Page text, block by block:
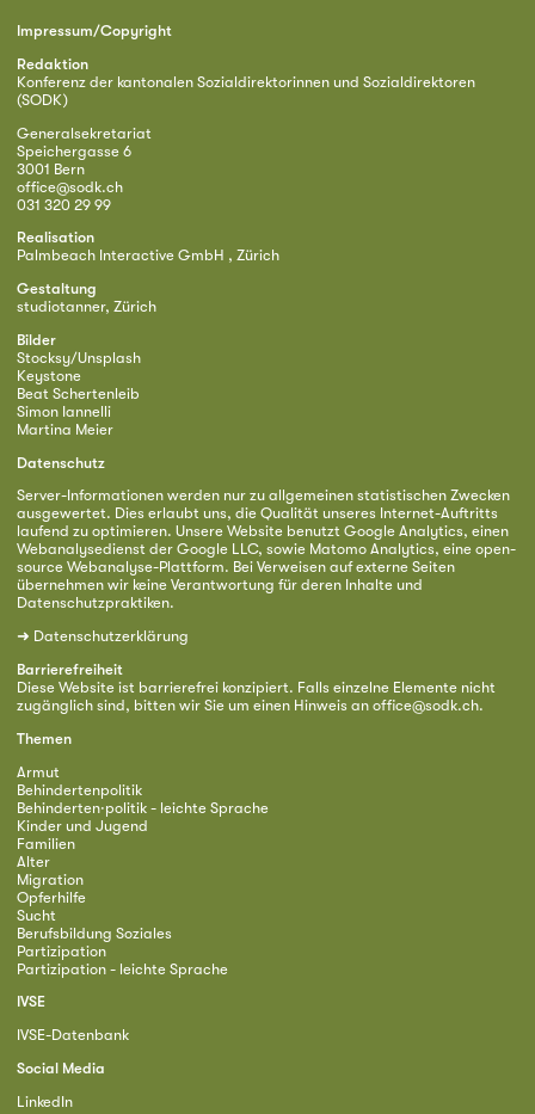
Impressum/Copyright
Redaktion
Konferenz der kantonalen Sozialdirektorinnen und Sozialdirektoren
(SODK)
Generalsekretariat
Speichergasse 6
3001 Bern
office@sodk.ch
031 320 29 99
Realisation
Palmbeach Interactive GmbH , Zürich
Gestaltung
studiotanner, Zürich
Bilder
Stocksy/Unsplash
Keystone
Beat Schertenleib
Simon Iannelli
Martina Meier
Datenschutz
Server-Informationen werden nur zu allgemeinen statistischen Zwecken
ausgewertet. Dies erlaubt uns, die Qualität unseres Internet-Auftritts
laufend zu optimieren. Unsere Website benutzt Google Analytics, einen
Webanalysedienst der Google LLC, sowie Matomo Analytics, eine open-
source Webanalyse-Plattform. Bei Verweisen auf externe Seiten
übernehmen wir keine Verantwortung für deren Inhalte und
Datenschutzpraktiken.
➜ Datenschutzerklärung
Barrierefreiheit
Diese Website ist barrierefrei konzipiert. Falls einzelne Elemente nicht
zugänglich sind, bitten wir Sie um einen Hinweis an office@sodk.ch.
Themen
Armut
Behindertenpolitik
Behinderten·politik - leichte Sprache
Kinder und Jugend
Familien
Alter
Migration
Opferhilfe
Sucht
Berufsbildung Soziales
Partizipation
Partizipation - leichte Sprache
IVSE
IVSE-Datenbank
Social Media
LinkedIn